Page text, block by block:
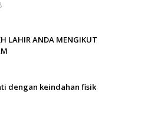
LAHIR ANDA MENGIKUT
dengan keindahan fisik